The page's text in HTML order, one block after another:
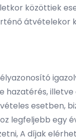
közöttiek
átvételekor
esetben,
legfeljebb egy
A díjak